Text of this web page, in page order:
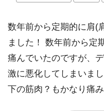
数年前から定期的に肩(
ました！ 数年前から定
痛んでいたのですが、
激に悪化してしまいま
下の筋肉？もかなり痛